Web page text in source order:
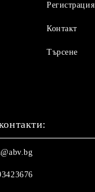
Регистрация
Контакт
Търсене